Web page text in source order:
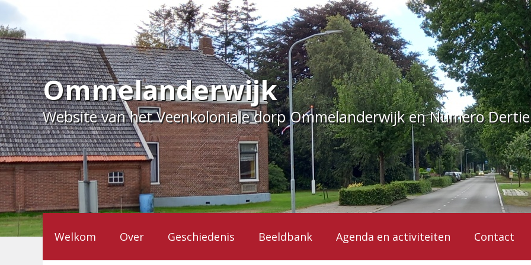
Ga
de
inhoud
Ommelanderwijk
Website van het Veenkoloniale dorp Ommelanderwijk en Numero
Welkom Over Geschiedenis Beeldbank Agenda en activiteiten Contact